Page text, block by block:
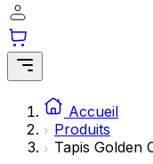
Accueil
Produits
Tapis Golden
Les